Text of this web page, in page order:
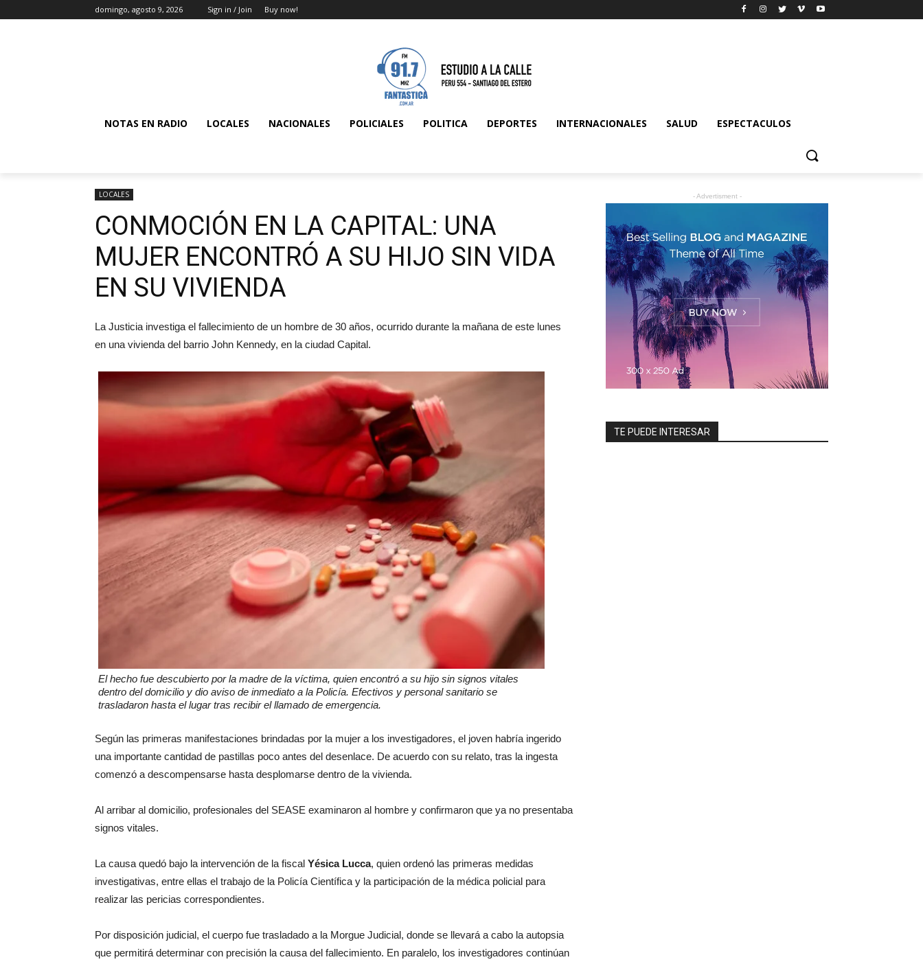
domingo, agosto 9, 2026 Sign in / Join Buy now!
NOTAS EN RADIO LOCALES NACIONALES POLICIALES POLITICA DEPORTES INTERNACIONALES SALUD ESPECTACULOS
LOCALES
CONMOCIÓN EN LA CAPITAL: UNA
MUJER ENCONTRÓ A SU HIJO SIN VIDA
EN SU VIVIENDA
La Justicia investiga el fallecimiento de un hombre de 30 años, ocurrido durante la mañana de este lunes
en una vivienda del barrio John Kennedy, en la ciudad Capital.
El hecho fue descubierto por la madre de la víctima, quien encontró a su hijo sin signos vitales
dentro del domicilio y dio aviso de inmediato a la Policía. Efectivos y personal sanitario se
trasladaron hasta el lugar tras recibir el llamado de emergencia.
Según las primeras manifestaciones brindadas por la mujer a los investigadores, el joven habría ingerido
una importante cantidad de pastillas poco antes del desenlace. De acuerdo con su relato, tras la ingesta
comenzó a descompensarse hasta desplomarse dentro de la vivienda.
Al arribar al domicilio, profesionales del SEASE examinaron al hombre y confirmaron que ya no presentaba
signos vitales.
La causa quedó bajo la intervención de la fiscal Yésica Lucca, quien ordenó las primeras medidas
investigativas, entre ellas el trabajo de la Policía Científica y la participación de la médica policial para
realizar las pericias correspondientes.
Por disposición judicial, el cuerpo fue trasladado a la Morgue Judicial, donde se llevará a cabo la autopsia
que permitirá determinar con precisión la causa del fallecimiento. En paralelo, los investigadores continúan
- Advertisment -
TE PUEDE INTERESAR